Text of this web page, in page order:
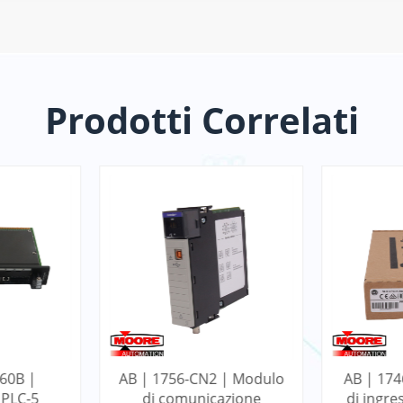
Prodotti Correlati
Modulo
AB | 1746-NI4 | Modulo
di ingresso analogico a
AB |
Modulo